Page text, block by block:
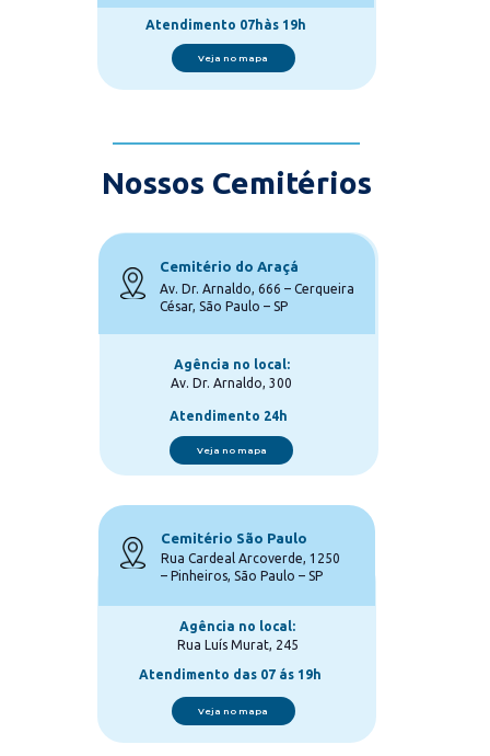
Nossos Cemitérios
Cemitério São Paulo
Cemitério do Araçá
Rua Cardeal Arcoverde, 1250
– Pinheiros, São Paulo – SP
Av. Dr. Arnaldo, 666 – Cerqueira
César, São Paulo – SP
Agência no local:
Agência no local:
Rua Luís Murat, 245
Av. Dr. Arnaldo, 300
Atendimento das 07 ás 19h
Atendimento 24h
Veja no mapa
Veja no mapa
Atendimento 07hàs 19h
Veja no mapa